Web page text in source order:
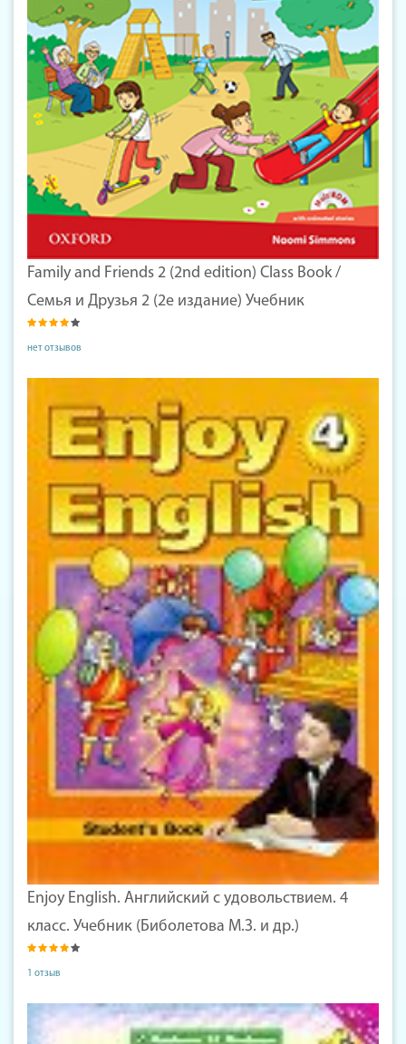
Family and Friends 2 (2nd edition) Class Book /
Семья и Друзья 2 (2е издание) Учебник
нет отзывов
Enjoy English. Английский с удовольствием. 4
класс. Учебник (Биболетова М.З. и др.)
1 отзыв